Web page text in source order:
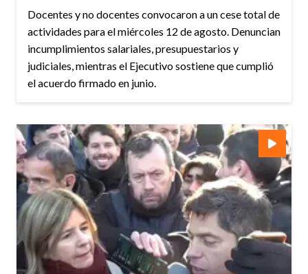
Docentes y no docentes convocaron a un cese total de
actividades para el miércoles 12 de agosto. Denuncian
incumplimientos salariales, presupuestarios y
judiciales, mientras el Ejecutivo sostiene que cumplió
el acuerdo firmado en junio.